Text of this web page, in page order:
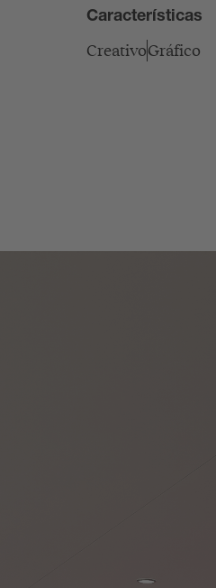
Características
CreativoGráfico